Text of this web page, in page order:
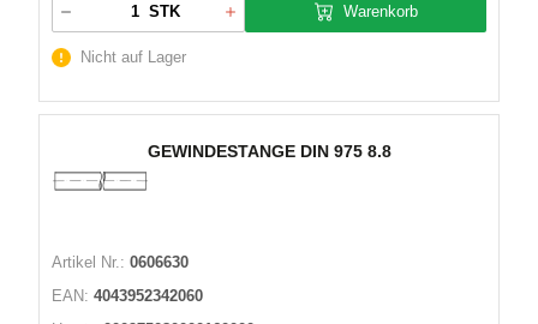
STK Warenkorb
Nicht auf Lager
GEWINDESTANGE DIN 975 8.8
Artikel Nr.: 0606630
EAN: 4043952342060